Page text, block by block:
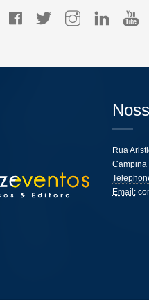
Rua
Campina
Email: